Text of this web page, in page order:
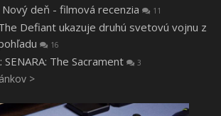
deň - filmová recenzia 11
Defiant ukazuje druhú svetovú vojnu z
16
SENARA: The Sacrament 3
>